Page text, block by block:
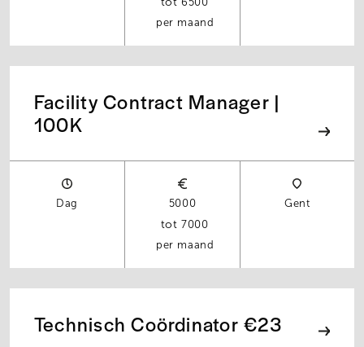
6500
per maand
Facility Contract Manager |
100K
Dag
5000
7000
per maand
Gent
Technisch Coördinator €23